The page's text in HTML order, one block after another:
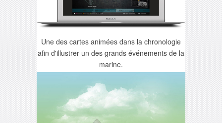
Une des cartes animées dans la chronologie
afin d'illustrer un des grands événements de la
marine.